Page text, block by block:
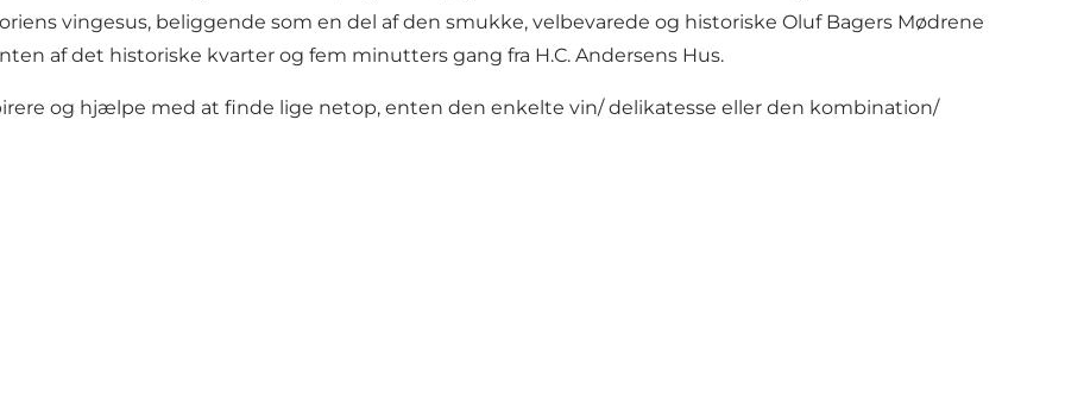
vingesus, beliggende som en del af den smukke, velbevarede og historiske Oluf Bagers Mødrene
af det historiske kvarter og fem minutters gang fra H.C. Andersens Hus.
og hjælpe med at finde lige netop, enten den enkelte vin/ delikatesse eller den kombination/